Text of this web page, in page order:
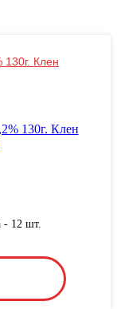
Клен
- 12 шт.